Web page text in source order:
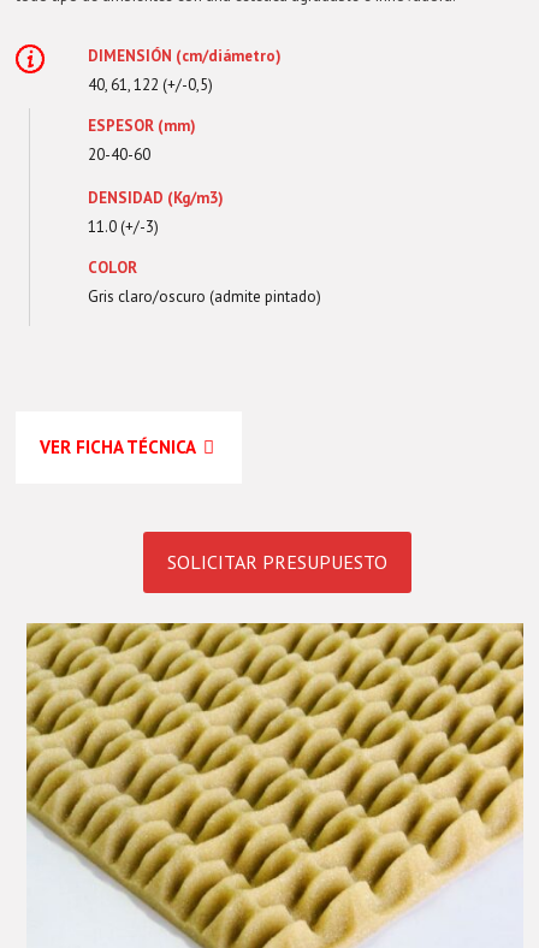
DIMENSIÓN (cm/diámetro)
40, 61, 122 (+/-0,5)
ESPESOR (mm)
20-40-60
DENSIDAD (Kg/m3)
11.0 (+/-3)
COLOR
Gris claro/oscuro (admite pintado)
VER FICHA TÉCNICA
SOLICITAR PRESUPUESTO